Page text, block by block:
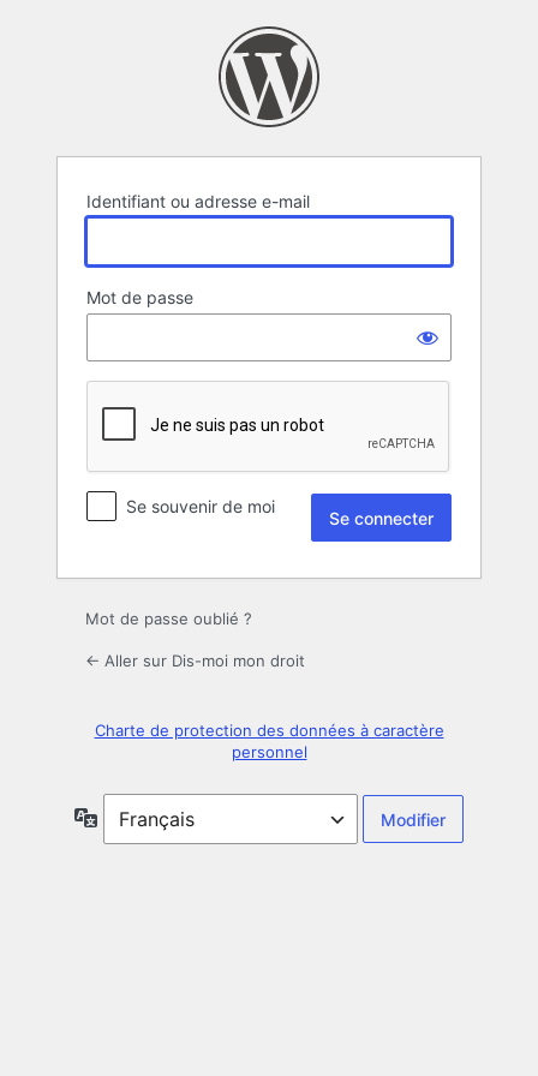
Identifiant ou adresse e-mail
Mot de passe
Se souvenir de moi
Mot de passe oublié ?
← Aller sur Dis-moi mon droit
Charte de protection des données à caractère
personnel
Langue